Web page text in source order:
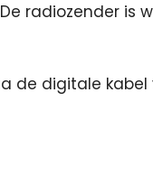
radiozender is
de digitale